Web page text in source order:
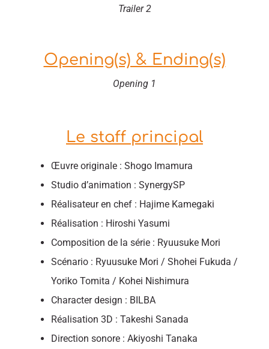
Trailer 2
Opening(s) & Ending(s)
Opening 1
Le staff principal
Œuvre originale : Shogo Imamura
Studio d’animation : SynergySP
Réalisateur en chef : Hajime Kamegaki
Réalisation : Hiroshi Yasumi
Composition de la série : Ryuusuke Mori
Scénario : Ryuusuke Mori / Shohei Fukuda /
Yoriko Tomita / Kohei Nishimura
Character design : BILBA
Réalisation 3D : Takeshi Sanada
Direction sonore : Akiyoshi Tanaka